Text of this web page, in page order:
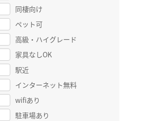
同棲向け
ペット可
高級・ハイグレード
家具なしOK
駅近
インターネット無料
wifiあり
駐車場あり